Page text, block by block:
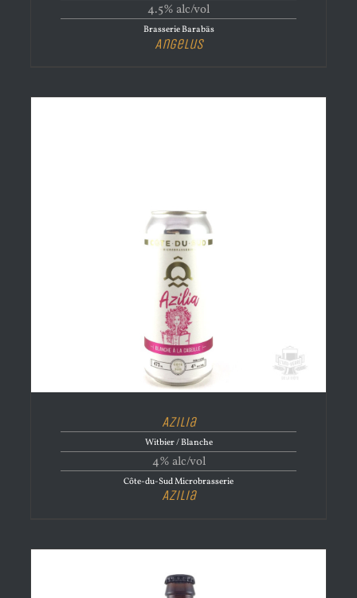
4.5% alc/vol
Brasserie Barabās
Angelus
Azilia
Witbier / Blanche
4% alc/vol
Côte-du-Sud Microbrasserie
Azilia